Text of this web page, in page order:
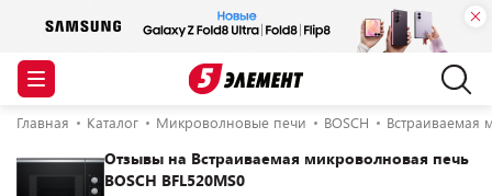
Главная Каталог Микроволновые печи BOSCH Встраиваемая
Отзывы на Встраиваемая микроволновая печь
BOSCH BFL520MS0